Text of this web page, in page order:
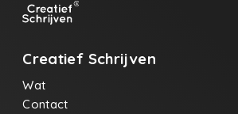
Creatief Schrijven
Wat
Contact